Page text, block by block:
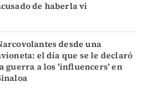
de haberla vi
desde una
el día que se le declaró
guerra a los 'influencers' en